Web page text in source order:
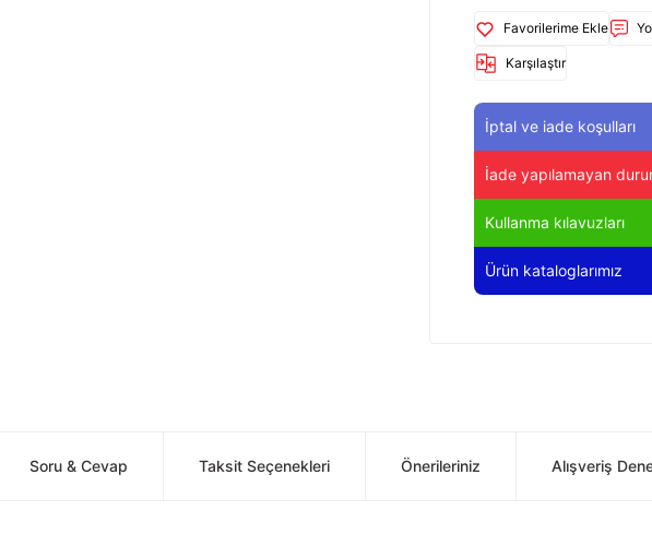
Karşılaştır
İptal ve iade koşulları
İade yapılamayan
Kullanma kılavuzları
Ürün kataloglarımız
Soru & Cevap Taksit Seçenekleri Önerileriniz Alışveriş